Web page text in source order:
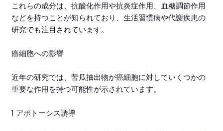
これらの成分は、抗酸化作用や抗炎症作用、血糖調節作用
などを持つことが知られており、生活習慣病や代謝疾患の
研究でも注目されています。
癌細胞への影響
近年の研究では、苦瓜抽出物が癌細胞に対していくつかの
重要な作用を持つ可能性が示されています。
1 アポトーシス誘導